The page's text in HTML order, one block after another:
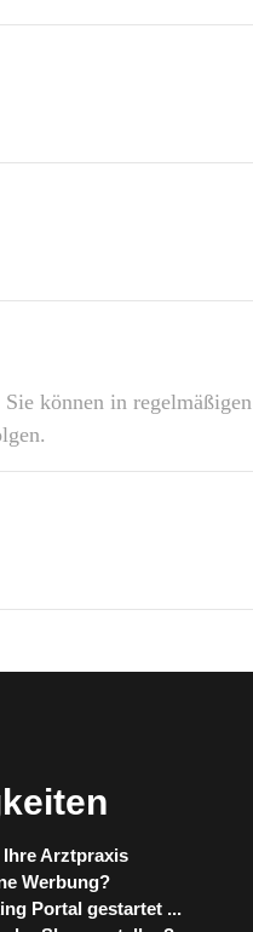
können in regelmäßigen
Arztpraxis
Werbung?
Portal gestartet ...